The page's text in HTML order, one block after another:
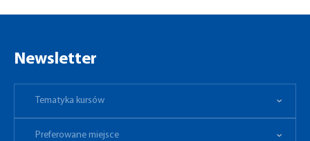
Newsletter
Tematyka kursów
Preferowane miejsce